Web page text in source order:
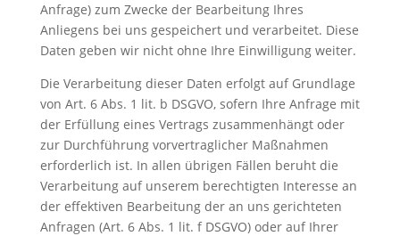
Anfrage) zum Zwecke der Bearbeitung Ihres
Anliegens bei uns gespeichert und verarbeitet. Diese
Daten geben wir nicht ohne Ihre Einwilligung weiter.
Die Verarbeitung dieser Daten erfolgt auf Grundlage
von Art. 6 Abs. 1 lit. b DSGVO, sofern Ihre Anfrage mit
der Erfüllung eines Vertrags zusammenhängt oder
zur Durchführung vorvertraglicher Maßnahmen
erforderlich ist. In allen übrigen Fällen beruht die
Verarbeitung auf unserem berechtigten Interesse an
der effektiven Bearbeitung der an uns gerichteten
Anfragen (Art. 6 Abs. 1 lit. f DSGVO) oder auf Ihrer